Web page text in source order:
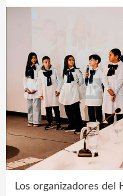
Los organizadores del